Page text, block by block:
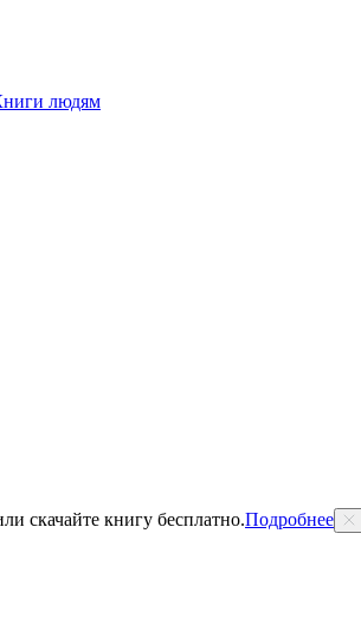
людям
скачайте книгу бесплатно.Подробнее